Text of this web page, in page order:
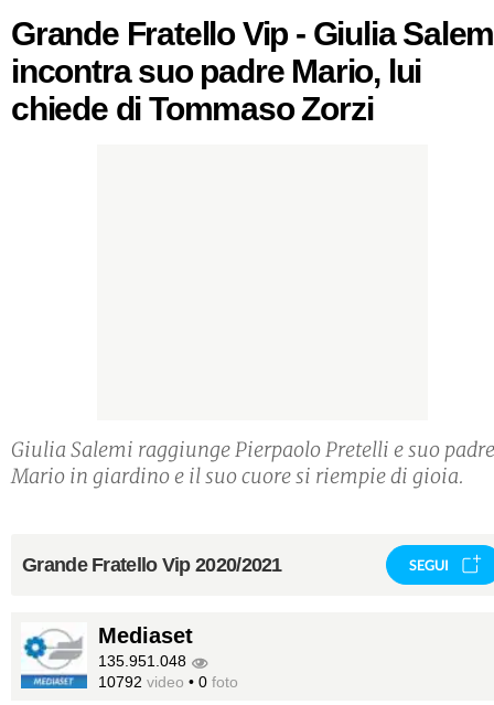
Grande Fratello Vip - Giulia
incontra suo padre Mario, lui
chiede di Tommaso Zorzi
Giulia Salemi raggiunge Pierpaolo Pretelli e suo padre
Mario in giardino e il suo cuore si riempie di gioia.
Grande Fratello Vip 2020/2021 SEGUI
Mediaset
135.951.048
10792 video • 0 foto